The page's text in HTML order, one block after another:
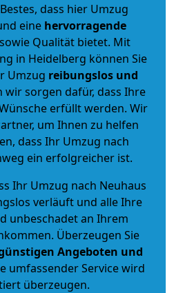
dass hier Umzug
eine hervorragende
sowie Qualität bietet. Mit
in Heidelberg können Sie
Umzug reibungslos und
sorgen dafür, dass Ihre
erfüllt werden. Wir
um Ihnen zu helfen
dass Ihr Umzug nach
ein erfolgreicher ist.
Ihr Umzug nach Neuhaus
verläuft und alle Ihre
unbeschadet an Ihrem
Überzeugen Sie
Angeboten und
umfassender Service wird
überzeugen.